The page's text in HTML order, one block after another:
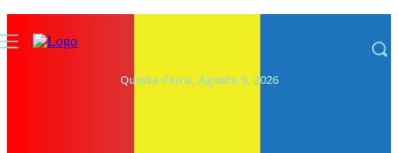
Quinta-Feira, Agosto 6, 2026